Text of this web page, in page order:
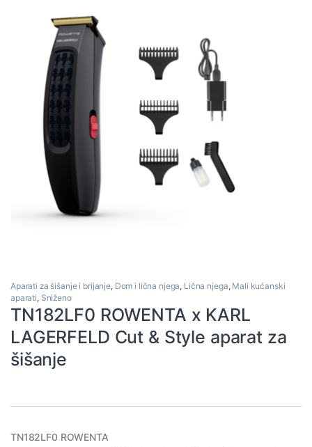
Aparati za šišanje i brijanje, Dom i lična njega, Lična njega, Mali kućanski
aparati, Sniženo
TN182LF0 ROWENTA x KARL
LAGERFELD Cut & Style aparat za
šišanje
TN182LF0 ROWENTA